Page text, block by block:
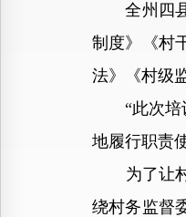
全州四县
制度》《村
法》《村级
“此次培训
地履行职责
为了让村
绕村务监督